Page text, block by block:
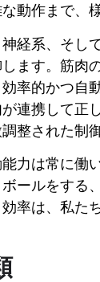
動作まで、
経系、そし
ます。筋肉
率的かつ自
連携して正
整された制
力は常に働
ールをする
率は、私た